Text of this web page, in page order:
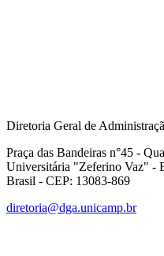
Diretoria Geral de
Praça das Bandeiras n°45 -
Universitária "Zeferino Vaz" -
Brasil - CEP: 13083-869
diretoria@dga.unicamp.br